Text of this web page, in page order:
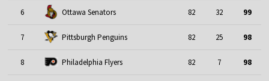
6 Ottawa Senators 82 32 99
7 Pittsburgh Penguins 82 25 98
8 Philadelphia Flyers 82 7 98